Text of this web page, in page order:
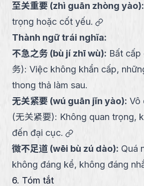
至关重要 (zhì guān zhòng yào):
trọng hoặc cốt yếu.
link
Thành ngữ trái nghĩa:
不急之务 (bù jí zhī wù): Bất cấp
务): Việc không khẩn cấp,
thong thả làm sau.
无关紧要 (wú guān jǐn yào): Vô
(无关紧要): Không quan trọng,
đến đại cục.
link
微不足道 (wēi bù zú dào): Quá
không đáng kể, không đáng
6. Tóm tắt